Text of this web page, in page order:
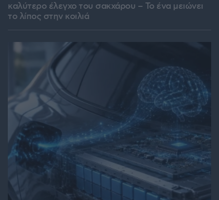
καλύτερο έλεγχο του σακχάρου – Το ένα μειώνει
το λίπος στην κοιλιά